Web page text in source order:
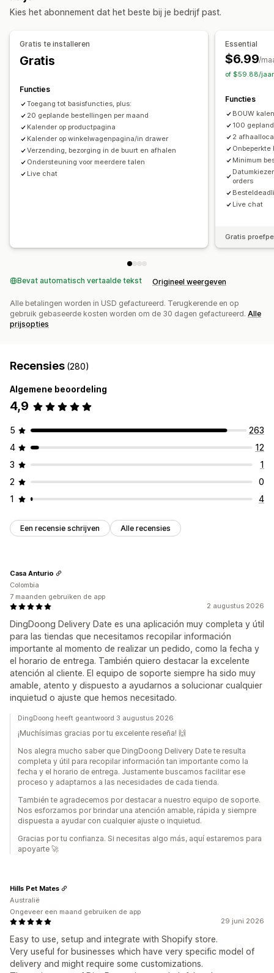
Aangepaste berichten
Afhaalopties
Ter plaatse
Limieten voor bestellingen
Tracking in realtime
E-mailmeldingen
Meerdere locaties
Aanpassing
Kalenderwidget Aangepaste CSS
Kies het abonnement dat het beste bij je bedrijf past.
Gratis te installeren
Gratis
Functies
Toegang tot basisfuncties, plus:
20 geplande bestellingen per maand
Kalender op productpagina
Kalender op winkelwagenpagina/in drawer
Verzending, bezorging in de buurt en afhalen
Ondersteuning voor meerdere talen
Live chat
Essential
$6.99/
of $59.88/
Functies
BOUW
100
2
Onbeperkte
Minimum
orders
Live chat
Gratis
Bevat automatisch vertaalde tekst Origineel weergeven
Alle betalingen worden in USD gefactureerd. Terugkerende en op
gebruik gebaseerde kosten worden om de 30 dagen gefactureerd. Alle
prijsopties
Recensies (280)
Algemene beoordeling
4,9
5
263
4
12
3
1
2
0
1
4
Een recensie schrijven Alle recensies
2 augustus 2026
DingDoong Delivery Date es una aplicación muy completa y útil
para las tiendas que necesitamos recopilar información
importante al momento de realizar un pedido, como la fecha y
el horario de entrega. También quiero destacar la excelente
atención al cliente. El equipo de soporte siempre ha sido muy
amable, atento y dispuesto a ayudarnos a solucionar cualquier
inquietud o ajuste que hemos necesitado.
Casa Anturio
Colombia
7 maanden gebruiken de app
DingDoong heeft geantwoord 3 augustus 2026
¡Muchísimas gracias por tu excelente reseña! 🙌
Nos alegra mucho saber que DingDoong Delivery Date te resulta
completa y útil para recopilar información tan importante como la
fecha y el horario de entrega. Justamente buscamos facilitar ese
proceso y adaptarnos a las necesidades de cada tienda.
También te agradecemos por destacar a nuestro equipo de soporte.
Nos esforzamos por brindar una atención amable, rápida y siempre
dispuesta a ayudar con cualquier ajuste o inquietud.
Gracias por tu confianza. Si necesitas algo más, aquí estaremos para
apoyarte 🚀
29 juni 2026
Easy to use, setup and integrate with Shopify store.
Very useful for businesses which have very specific model of
delivery and might require some customizations.
Hills Pet Mates
Australië
Ongeveer een maand gebruiken de app